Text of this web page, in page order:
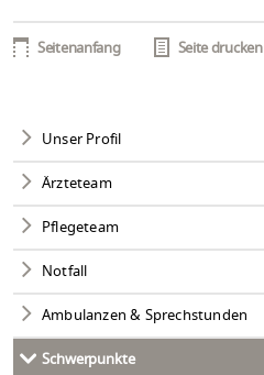
Seitenanfang Seite drucken
Unser Profil
Ärzteteam
Pflegeteam
Notfall
Ambulanzen & Sprechstunden
Schwerpunkte